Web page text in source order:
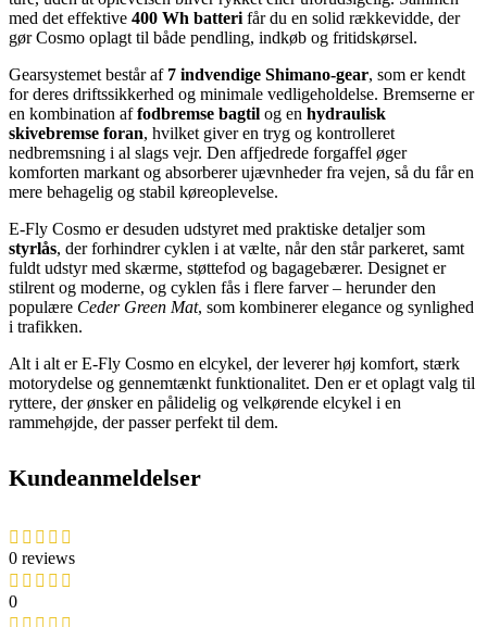
med det effektive 400 Wh batteri får du en solid rækkevidde, der
gør Cosmo oplagt til både pendling, indkøb og fritidskørsel.
Gearsystemet består af 7 indvendige Shimano‑gear, som er kendt
for deres driftssikkerhed og minimale vedligeholdelse. Bremserne er
en kombination affodbremse bagtil og en hydraulisk
skivebremse foran, hvilket giver en tryg og kontrolleret
nedbremsning i al slags vejr. Den affjedrede forgaffel øger
komforten markant og absorberer ujævnheder fra vejen, så du får en
mere behagelig og stabil køreoplevelse.
E‑Fly Cosmo er desuden udstyret med praktiske detaljer som
styrlås, der forhindrer cyklen i at vælte, når den står parkeret, samt
fuldt udstyr med skærme, støttefod og bagagebærer. Designet er
stilrent og moderne, og cyklen fås i flere farver – herunder den
populære Ceder Green Mat, som kombinerer elegance og synlighed
i trafikken.
Alt i alt er E‑Fly Cosmo en elcykel, der leverer høj komfort, stærk
motorydelse og gennemtænkt funktionalitet. Den er et oplagt valg til
ryttere, der ønsker en pålidelig og velkørende elcykel i en
rammehøjde, der passer perfekt til dem.
Kundeanmeldelser
0 reviews
0